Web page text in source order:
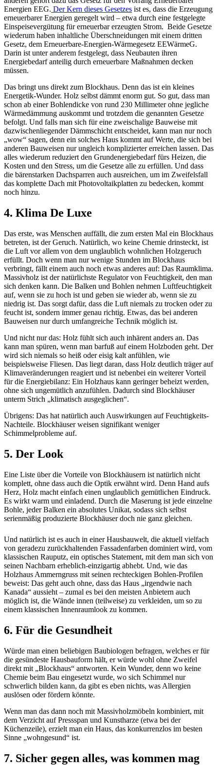
Energien EEG. Der Kern dieses Gesetzes ist es, dass die Erzeugung
erneuerbarer Energien geregelt wird – etwa durch eine festgelegte
Einspeisevergütung für erneuerbar erzeugten Strom. Beide Gesetze
wiederum haben inhaltliche Überschneidungen mit einem dritten
Gesetz, dem Erneuerbare-Energien-Wärmegesetz EEWärmeG.
Darin ist unter anderem festgelegt, dass Neubauten ihren
Energiebedarf anteilig durch erneuerbare Maßnahmen decken
müssen.
Das bringt uns direkt zum Blockhaus. Denn das ist ein kleines
Energetik-Wunder. Holz selbst dämmt enorm gut. So gut, dass man
schon ab einer Bohlendicke von rund 230 Millimeter ohne jegliche
Wärmedämmung auskommt und trotzdem die genannten Gesetze
befolgt. Und falls man sich für eine zweischalige Bauweise mit
dazwischenliegender Dämmschicht entscheidet, kann man nur noch
„wow“ sagen, denn ein solches Haus kommt auf Werte, die sich bei
anderen Bauweisen nur ungleich komplizierter erreichen lassen. Das
alles wiederum reduziert den Grundenergiebedarf fürs Heizen, die
Kosten und den Stress, um die Gesetze alle zu erfüllen. Und dass
die bärenstarken Dachsparren auch ausreichen, um im Zweifelsfall
das komplette Dach mit Photovoltaikplatten zu bedecken, kommt
noch hinzu.
4. Klima De Luxe
Das erste, was Menschen auffällt, die zum ersten Mal ein Blockhaus
betreten, ist der Geruch. Natürlich, wo keine Chemie drinsteckt, ist
die Luft vor allem von dem unglaublich wohnlichen Holzgeruch
erfüllt. Doch wenn man nur wenige Stunden im Blockhaus
verbringt, fällt einem auch noch etwas anderes auf: Das Raumklima.
Massivholz ist der natürlichste Regulator von Feuchtigkeit, den man
sich denken kann. Die Balken und Bohlen nehmen Luftfeuchtigkeit
auf, wenn sie zu hoch ist und geben sie wieder ab, wenn sie zu
niedrig ist. Das sorgt dafür, dass die Luft niemals zu trocken oder zu
feucht ist, sondern immer genau richtig. Etwas, das bei anderen
Bauweisen nur durch umfangreiche Technik möglich ist.
Und nicht nur das: Holz fühlt sich auch inhärent anders an. Das
kann man spüren, wenn man barfuß auf einem Holzboden geht. Der
wird sich niemals so heiß oder eisig kalt anfühlen, wie
beispielsweise Fliesen. Das liegt daran, dass Holz deutlich träger auf
Klimaveränderungen reagiert und ist nebenbei ein weiterer Vorteil
für die Energiebilanz: Ein Holzhaus kann geringer beheizt werden,
ohne sich ungemütlich anzufühlen. Dadurch sind Blockhäuser
unterm Strich „klimatisch ausgeglichen“.
Übrigens: Das hat natürlich auch Auswirkungen auf Feuchtigkeits-
Nachteile. Blockhäuser weisen signifikant weniger
Schimmelprobleme auf.
5. Der Look
Eine Liste über die Vorteile von Blockhäusern ist natürlich nicht
komplett, ohne dass auch die Optik erwähnt wird. Denn Hand aufs
Herz, Holz macht einfach einen unglaublich gemütlichen Eindruck.
Es wirkt warm und einladend. Durch die Maserung ist jede einzelne
Bohle, jeder Balken ein absolutes Unikat, sodass sich selbst
serienmäßig produzierte Blockhäuser doch nie ganz gleichen.
Und natürlich ist es auch in einer Hausbauwelt, die aktuell vielfach
von geradezu zurückhaltenden Fassadenfarben dominiert wird, vom
klassischen Rauputz, ein optisches Statement, mit dem man sich von
seinen Nachbarn erheblich-einzigartig abhebt. Und, wie das
Holzhaus Ammerngruss mit seinen rechteckigen Bohlen-Profilen
beweist: Das geht auch ohne, dass das Haus „irgendwie nach
Kanada“ aussieht – zumal es bei den meisten Anbietern auch
möglich ist, die Wände innen (teilweise) zu verkleiden, um so zu
einem klassischen Innenraumlook zu kommen.
6. Für die Gesundheit
Würde man einen beliebigen Baubiologen befragen, welches er für
die gesündeste Hausbauform hält, er würde wohl ohne Zweifel
direkt mit „Blockhaus“ antworten. Kein Wunder, denn wo keine
Chemie beim Bau eingesetzt wurde, wo sich Schimmel nur
schwerlich bilden kann, da gibt es eben nichts, was Allergien
auslösen oder fördern könnte.
Wenn man das dann noch mit Massivholzmöbeln kombiniert, mit
dem Verzicht auf Pressspan und Kunstharze (etwa bei der
Küchenzeile), erzielt man ein Haus, das konkurrenzlos im besten
Sinne „wohngesund“ ist.
7. Sicher gegen alles, was kommen mag